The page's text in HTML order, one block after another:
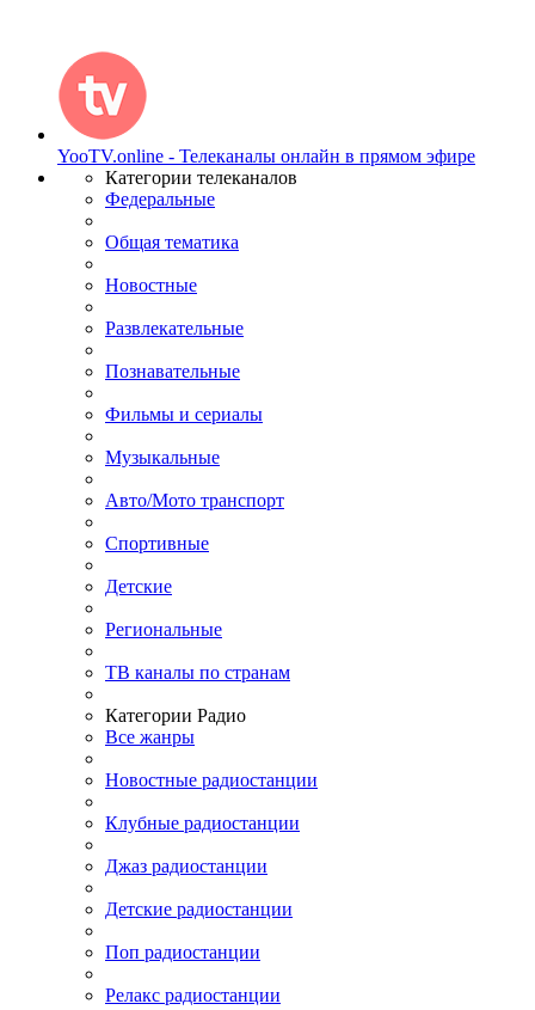
YooTV.online - Телеканалы онлайн в прямом эфире
Категории телеканалов
Федеральные
Общая тематика
Новостные
Развлекательные
Познавательные
Фильмы и сериалы
Музыкальные
Авто/Мото транспорт
Спортивные
Детские
Региональные
ТВ каналы по странам
Категории Радио
Все жанры
Новостные радиостанции
Клубные радиостанции
Джаз радиостанции
Детские радиостанции
Поп радиостанции
Релакс радиостанции